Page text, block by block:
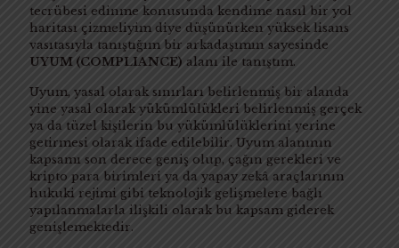
tecrübesi edinme konusunda kendime nasıl bir yol
haritası çizmeliyim diye düşünürken yüksek lisans
vasıtasıyla tanıştığım bir arkadaşımın sayesinde
UYUM (COMPLIANCE) alanı ile tanıştım.
Uyum, yasal olarak sınırları belirlenmiş bir alanda
yine yasal olarak yükümlülükleri belirlenmiş gerçek
ya da tüzel kişilerin bu yükümlülüklerini yerine
getirmesi olarak ifade edilebilir. Uyum alanının
kapsamı son derece geniş olup, çağın gerekleri ve
kripto para birimleri ya da yapay zekâ araçlarının
hukuki rejimi gibi teknolojik gelişmelere bağlı
yapılanmalarla ilişkili olarak bu kapsam giderek
genişlemektedir.